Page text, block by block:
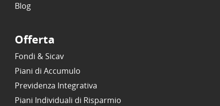
Blog
Offerta
Fondi & Sicav
Piani di Accumulo
Previdenza Integrativa
Piani Individuali di Risparmio